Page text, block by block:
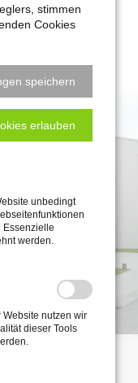
stimmen
Cookies
speichern
erlauben
unbedingt
Essenzielle
werden.
nutzen wir
dieser Tools